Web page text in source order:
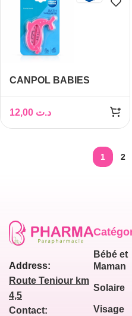
CANPOL BABIES
BAIN DAUPHIN 2/782
د.ت
1 2
Address:
Route Teniour km
4,5
Contact:
Bébé et
Maman
Solaire
Visage